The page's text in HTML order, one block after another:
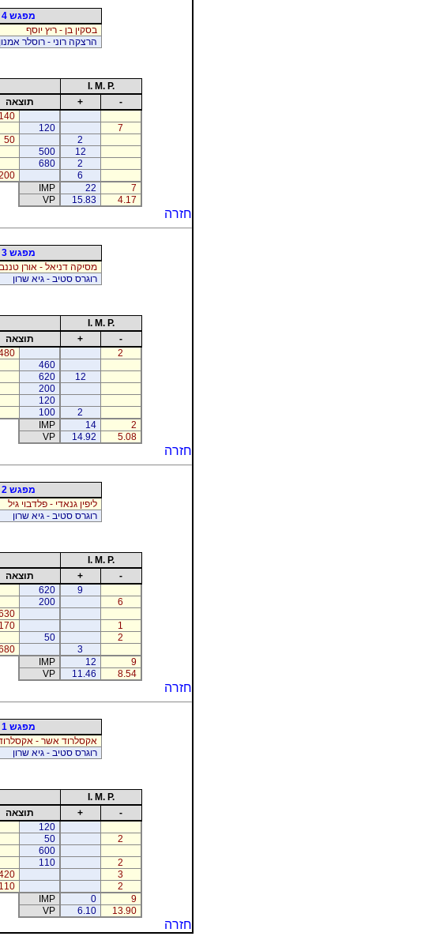
מפגש 4
בסקין בן - ריץ יוסף
הרצקה רוני - רוסלר אמנון
I. M. P.
-
+ תוצאה
140
7
120
2
50
12
500
2
680
6
7
22
IMP
4.17
15.83
VP
חזרה
מפגש 3
מסיקה דניאל - אורן
רוגרס סטיב - גיא שרון
I. M. P.
-
+ תוצאה
2
460
12
620
200
120
2
100
2
14
IMP
5.08
14.92
VP
חזרה
מפגש 2
ליפין גנאדי - פלדבוי גיל
רוגרס סטיב - גיא שרון
I. M. P.
-
+ תוצאה
9
620
6
200
1
170
2
50
3
9
12
IMP
8.54
11.46
VP
חזרה
מפגש 1
אקסלרוד אשר -
רוגרס סטיב - גיא שרון
I. M. P.
-
+ תוצאה
120
2
50
600
2
110
3
2
110
9
0
IMP
13.90
6.10
VP
חזרה